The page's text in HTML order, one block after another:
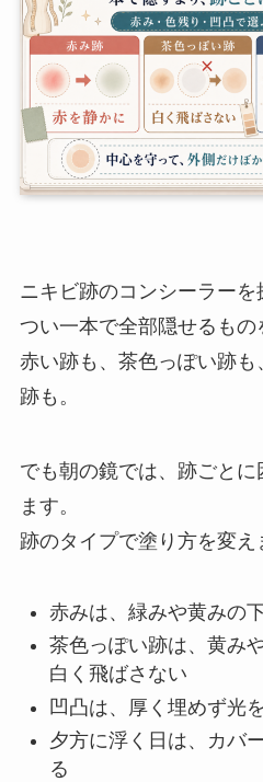
ニキビ跡のコンシーラーを
つい一本で全部隠せるもの
赤い跡も、茶色っぽい跡
跡も。
でも朝の鏡では、跡ごと
ます。
跡のタイプで塗り方を変え
赤みは、緑みや黄みの
茶色っぽい跡は、黄み
白く飛ばさない
凹凸は、厚く埋めず光
夕方に浮く日は、カバ
る